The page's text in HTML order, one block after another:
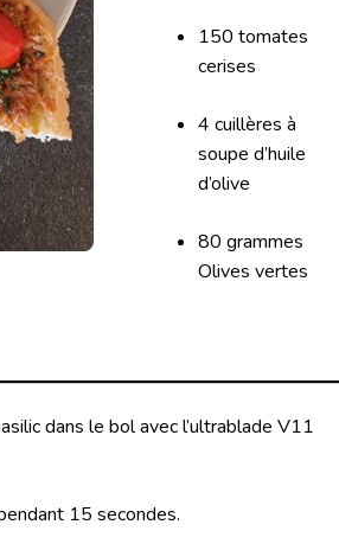
150 tomates
cerises
4 cuillères à
soupe d’huile
d’olive
80 grammes
Olives vertes
dans le bol avec l’ultrablade V11
15 secondes.